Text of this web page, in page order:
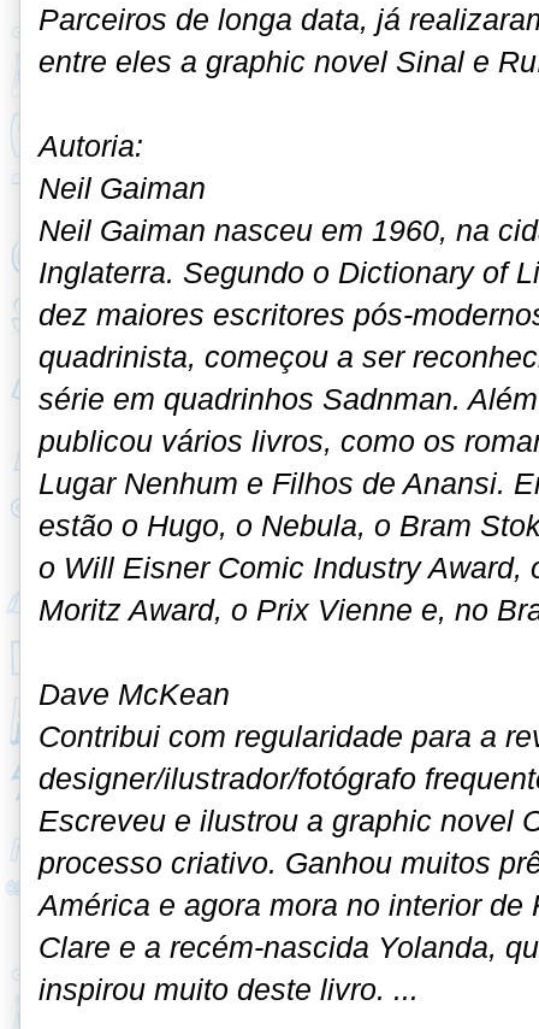
Parceiros de longa data, já
entre eles a graphic novel Sinal e
Autoria:
Neil Gaiman
Neil Gaiman nasceu em 1960, na
Inglaterra. Segundo o Dictionary of
dez maiores escritores pós-
quadrinista, começou a ser
série em quadrinhos Sadnman.
publicou vários livros, como os
Lugar Nenhum e Filhos de Anansi.
estão o Hugo, o Nebula, o Bram
o Will Eisner Comic Industry Award,
Moritz Award, o Prix Vienne e, no
Dave McKean
Contribui com regularidade para a
designer/ilustrador/fotógrafo
Escreveu e ilustrou a graphic novel
processo criativo. Ganhou muitos
América e agora mora no interior de
Clare e a recém-nascida Yolanda,
inspirou muito deste livro. ...